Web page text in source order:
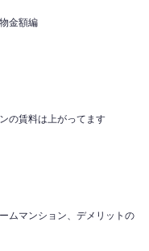
金額編
の賃料は上がってます
ムマンション、デメリットの